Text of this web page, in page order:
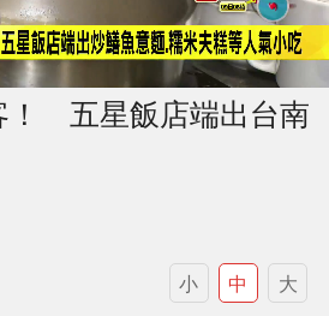
！ 五星飯店端出台南
小 中 大